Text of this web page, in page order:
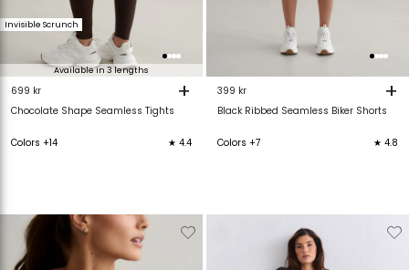
Invisible Scrunch
Available in 3 lengths
Chocolate Shape Seamless Tights
699 kr +
Colors +14 ★ 4.4
Black Ribbed Seamless Biker Shorts
399 kr +
Colors +7 ★ 4.8
Toevoegen
Verwijderen
verlanglijstje
verlanglijstje